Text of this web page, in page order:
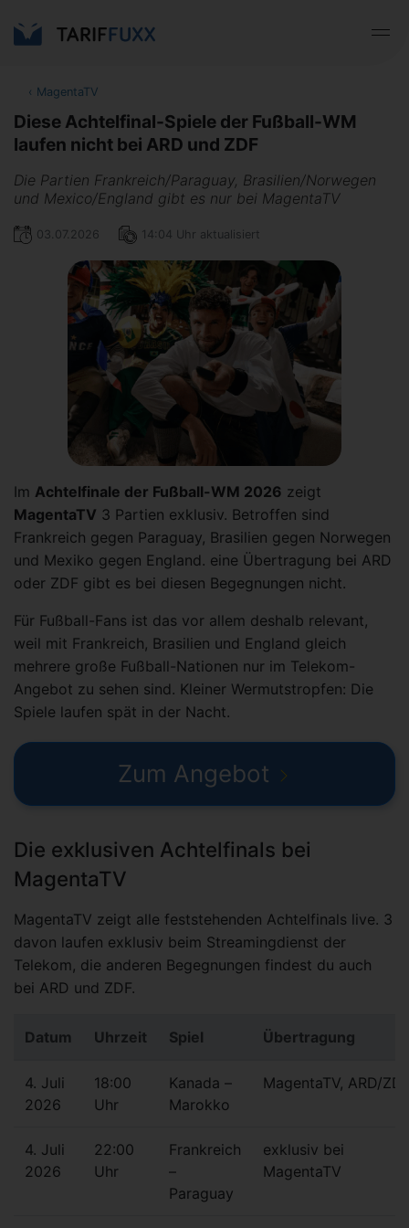
‹ MagentaTV
Diese Achtelfinal-Spiele der Fußball-WM
laufen nicht bei ARD und ZDF
Die Partien Frankreich/Paraguay, Brasilien/Norwegen
und Mexico/England gibt es nur bei MagentaTV
03.07.2026 14:04 Uhr aktualisiert
Im Achtelfinale der Fußball-WM 2026 zeigt
MagentaTV 3 Partien exklusiv. Betroffen sind
Frankreich gegen Paraguay, Brasilien gegen Norwegen
und Mexiko gegen England. eine Übertragung bei ARD
oder ZDF gibt es bei diesen Begegnungen nicht.
Für Fußball-Fans ist das vor allem deshalb relevant,
weil mit Frankreich, Brasilien und England gleich
mehrere große Fußball-Nationen nur im Telekom-
Angebot zu sehen sind. Kleiner Wermutstropfen: Die
Spiele laufen spät in der Nacht.
Zum Angebot
Die exklusiven Achtelfinals bei
MagentaTV
MagentaTV zeigt alle feststehenden Achtelfinals live. 3
davon laufen exklusiv beim Streamingdienst der
Telekom, die anderen Begegnungen findest du auch
bei ARD und ZDF.
Datum Uhrzeit Spiel Übertragung
4. Juli
2026
18:00
Uhr
Kanada –
Marokko
MagentaTV, ARD/
4. Juli
2026
22:00
Uhr
Frankreich
–
Paraguay
exklusiv bei
MagentaTV